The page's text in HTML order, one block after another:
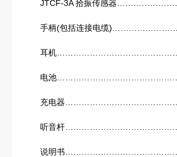
JTCF-3A 拾振传感器
手柄(包括连接电缆
耳机
电池
充电器
听音杆
说明书